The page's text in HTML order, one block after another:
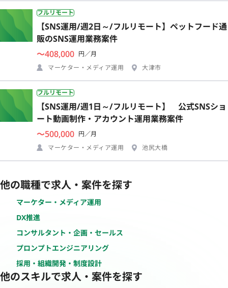
フルリモート
【SNS運用/週2日～/フルリモート】ペットフード通
販のSNS運用業務案件
〜408,000 円／月
マーケター・メディア運用
大津市
フルリモート
【SNS運用/週1日～/フルリモート】 公式SNSショ
ート動画制作・アカウント運用業務案件
〜500,000 円／月
マーケター・メディア運用
池尻大橋
他の職種で求人・案件を探す
マーケター・メディア運用
DX推進
コンサルタント・企画・セールス
プロンプトエンジニアリング
採用・組織開発・制度設計
他のスキルで求人・案件を探す